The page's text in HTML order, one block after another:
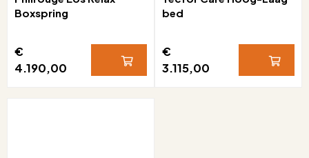
Boxspring
€
4.190,00
bed
€
3.115,00